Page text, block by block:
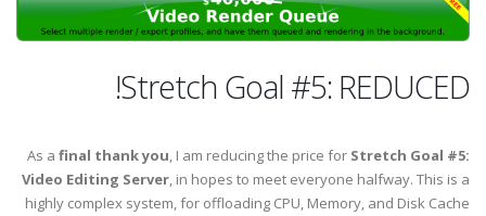
Stretch Goal #5: REDUCED!
As a final thank you, I am reducing the price for Stretch Goal #5:
Video Editing Server, in hopes to meet everyone halfway. This is a
highly complex system, for offloading CPU, Memory, and Disk Cache